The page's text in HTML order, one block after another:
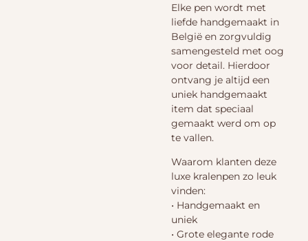
Elke pen wordt met
liefde handgemaakt in
België en zorgvuldig
samengesteld met oog
voor detail. Hierdoor
ontvang je altijd een
uniek handgemaakt
item dat speciaal
gemaakt werd om op
te vallen.
Waarom klanten deze
luxe kralenpen zo leuk
vinden:
• Handgemaakt en
uniek
• Grote elegante rode